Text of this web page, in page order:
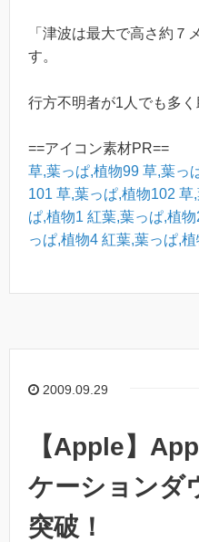
「津波は最大で高さ約７
す。
行方不明者が1人でも多く
==アイコン素材PR==
草,葉っぱ,植物99 草,葉っ
101 草,葉っぱ,植物102 草
ぱ,植物1 紅葉,葉っぱ,植物
っぱ,植物4 紅葉,葉っぱ,
2009.09.29
【Apple】
ケーションダ
突破！